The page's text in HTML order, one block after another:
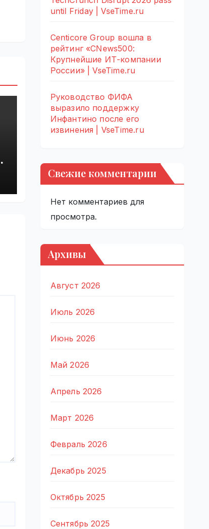
until Friday | VseTime.ru
Centicore Group вошла в
рейтинг «CNews500:
Крупнейшие ИТ-компании
России» | VseTime.ru
Руководство ФИФА
выразило поддержку
Инфантино после его
извинения | VseTime.ru
Свежие комментарии
Нет комментариев для
просмотра.
Архивы
Август 2026
Июль 2026
Июнь 2026
Май 2026
Апрель 2026
Март 2026
Февраль 2026
Декабрь 2025
Октябрь 2025
Сентябрь 2025